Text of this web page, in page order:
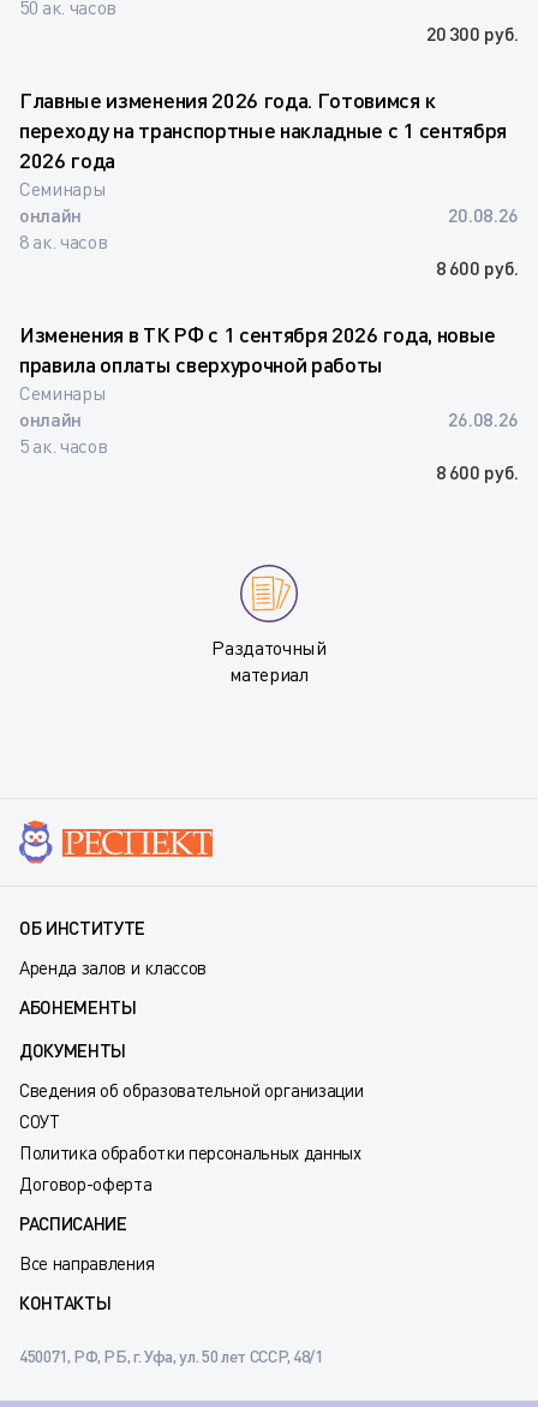
50 ак. часов
20 300 руб.
Главные изменения 2026 года. Готовимся к
переходу на транспортные накладные с 1 сентября
2026 года
Семинары
онлайн
8 ак. часов
20.08.26
8 600 руб.
Изменения в ТК РФ с 1 сентября 2026 года, новые
правила оплаты сверхурочной работы
Семинары
онлайн
5 ак. часов
26.08.26
8 600 руб.
Раздаточный
материал
ОБ ИНСТИТУТЕ
Аренда залов и классов
АБОНЕМЕНТЫ
ДОКУМЕНТЫ
Сведения об образовательной организации
СОУТ
Политика обработки персональных данных
Договор-оферта
РАСПИСАНИЕ
Все направления
КОНТАКТЫ
450071, РФ, РБ, г. Уфа, ул. 50 лет СССР, 48/1